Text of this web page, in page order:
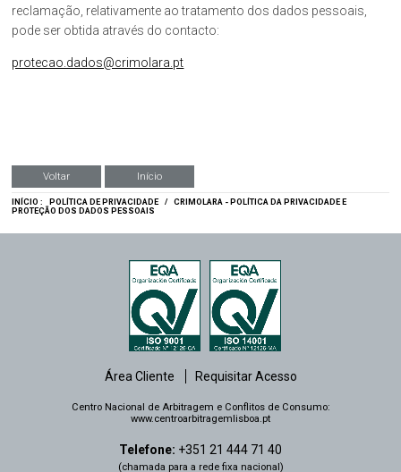
reclamação, relativamente ao tratamento dos dados pessoais,
pode ser obtida através do contacto:
protecao.dados@crimolara.pt
Voltar Início
INÍCIO : POLÍTICA DE PRIVACIDADE /
CRIMOLARA - POLÍTICA DA PRIVACIDADE E
PROTEÇÃO DOS DADOS PESSOAIS
Telefone: +351 21 444 71 40
(chamada para a rede fixa nacional)
Área Cliente Requisitar Acesso
Centro Nacional de Arbitragem e Conflitos de Consumo:
www.centroarbitragemlisboa.pt